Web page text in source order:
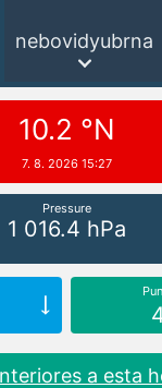
nebovidyubrna
10.2 °N
7. 8. 2026 15:27
Pressure
1 016.4 hPa
a esta